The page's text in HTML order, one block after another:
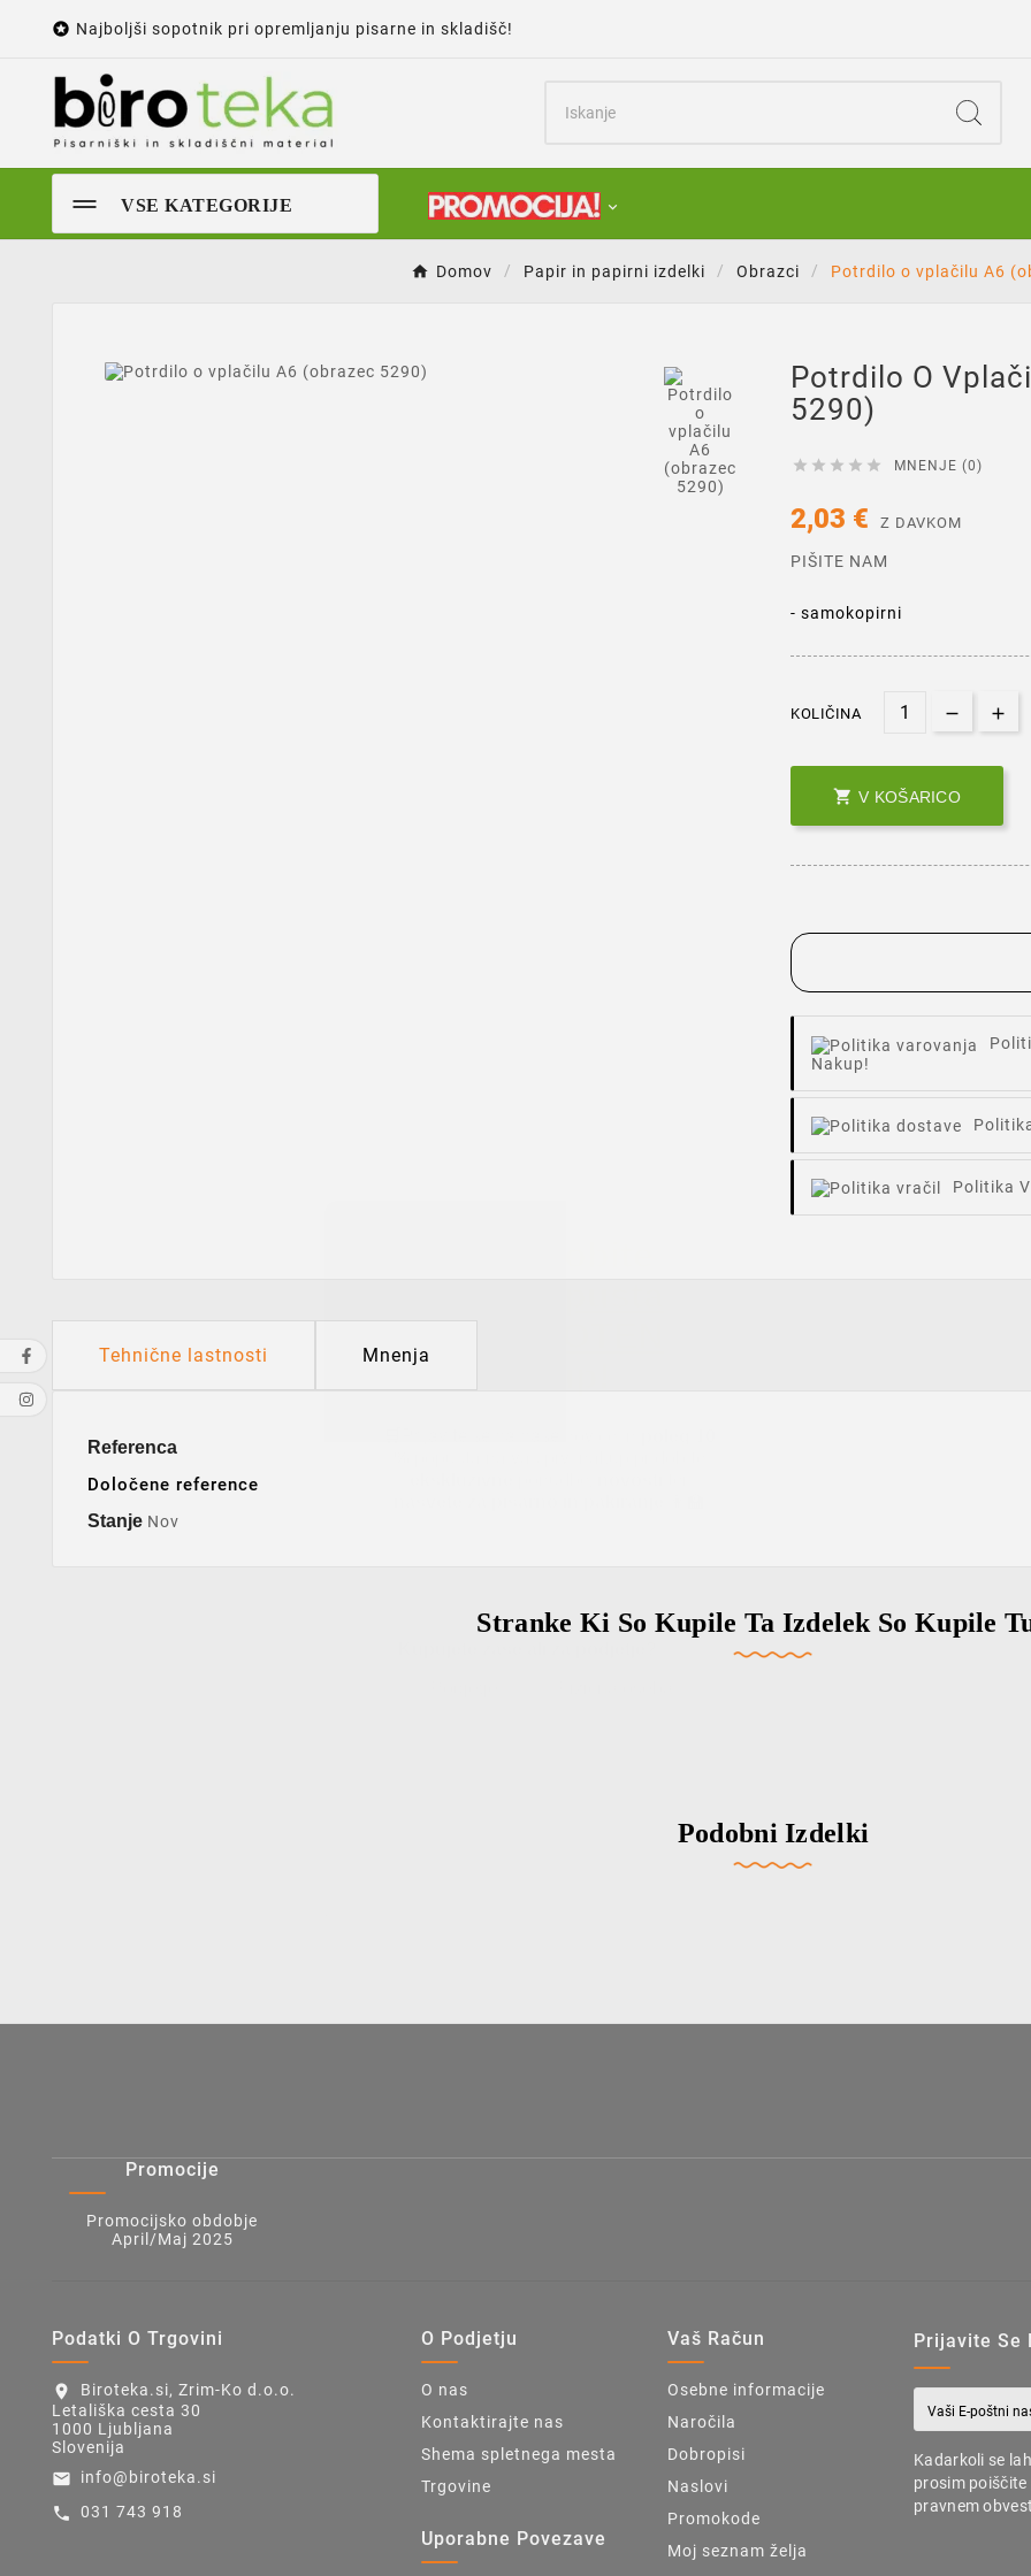
 Najboljši sopotnik pri opremljanju pisarne in skladišč!
VSE KATEGORIJE
Domov Papir in papirni izdelki Obrazci Potrdilo o vplačilu A6
Potrdilo O
5290)
     MNENJE (0)
2,03 € Z DAVKOM
PIŠITE NAM
- samokopirni
KOLIČINA
 V KOŠARICO
Nakup!
Politika
Tehnične lastnosti Mnenja
Referenca
Določene reference
Stanje Nov
Stranke Ki So Kupile Ta Izdelek So Kupile
Podobni Izdelki
Promocije
Promocijsko obdobje
April/Maj 2025
Podatki O Trgovini
location_on
Biroteka.si, Zrim-Ko d.o.o.
Letališka cesta 30
1000 Ljubljana
Slovenija
email info@biroteka.si
call 031 743 918
O Podjetju
O nas
Kontaktirajte nas
Shema spletnega mesta
Trgovine
Uporabne Povezave
Vaš Račun
Osebne informacije
Naročila
Dobropisi
Naslovi
Promokode
Moj seznam želja
Prijavite Se
Kadarkoli se
prosim
pravnem
%popusta na vaš prvi nakup pridobite